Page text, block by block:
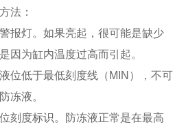
法：
报灯。如果亮起，很可能是缺少
因为缸内温度过高而引起。
位低于最低刻度线（MIN），不可
冻液。
刻度标识。防冻液正常是在最高